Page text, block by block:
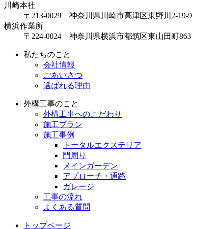
川崎本社
〒213-0029 神奈川県川崎市高津区東野川2-19-9
横浜作業所
〒224-0024 神奈川県横浜市都筑区東山田町863
私たちのこと
会社情報
ごあいさつ
選ばれる理由
外構工事のこと
外構工事へのこだわり
施工プラン
施工事例
トータルエクステリア
門周り
メインガーデン
アプローチ・通路
ガレージ
工事の流れ
よくある質問
トップページ